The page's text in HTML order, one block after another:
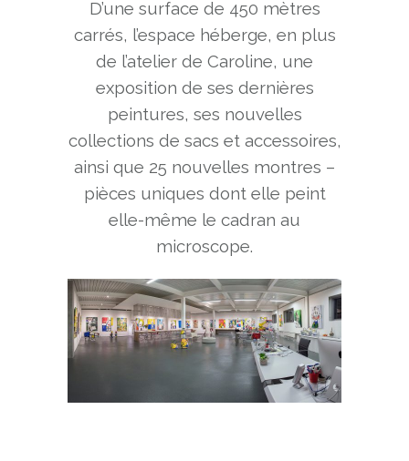
D’une surface de 450 mètres
carrés, l’espace héberge, en plus
de l’atelier de Caroline, une
exposition de ses dernières
peintures, ses nouvelles
collections de sacs et accessoires,
ainsi que 25 nouvelles montres –
pièces uniques dont elle peint
elle-même le cadran au
microscope.